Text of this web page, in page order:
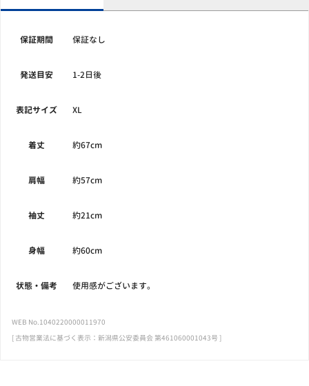
保証期間 保証なし
発送目安 1-2日後
表記サイズ XL
着丈 約67cm
肩幅 約57cm
袖丈 約21cm
身幅 約60cm
状態・備考 使用感がございます。
WEB No.1040220000011970
[ 古物営業法に基づく表示：新潟県公安委員会 第461060001043号 ]